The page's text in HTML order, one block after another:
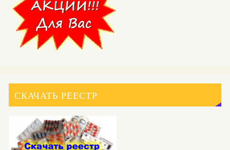
СКАЧАТЬ РЕЕСТР